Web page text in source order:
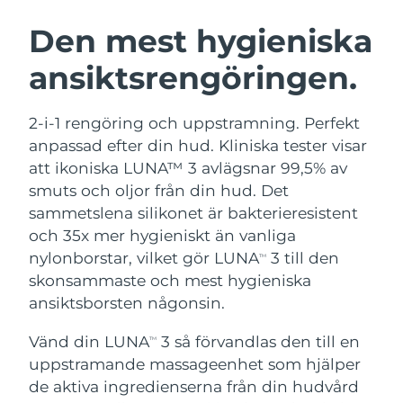
Den mest hygieniska
ansiktsrengöringen.
2-i-1 rengöring och uppstramning. Perfekt
anpassad efter din hud. Kliniska tester visar
att ikoniska LUNA™ 3 avlägsnar 99,5% av
smuts och oljor från din hud. Det
sammetslena silikonet är bakterieresistent
och 35x mer hygieniskt än vanliga
nylonborstar, vilket gör LUNATM
3 till den
skonsammaste och mest hygieniska
ansiktsborsten någonsin.
Vänd din LUNATM
3 så förvandlas den till en
uppstramande massageenhet som hjälper
de aktiva ingredienserna från din hudvård
LUNA™ 4-paket
Anti-aging massage
LUNA™ 4 Plus
Massage, LED heating
For men, anti-aging massage
BEAR™ 2-paket
Microcurrent toning
BEAR™ 2 go
Microcurrent toning on-the-go
Microcurrent line smoothing device
Återfuktning
UFO™ 3-paket
Deep facial hydration
UFO™ 3 LED
Near-infrared and red light therapy
device
Munvård
issa™ 4
Hybrid silicone sonic toothbrush
issa™ 4 plus
Smart hybrid silicone sonic toothbrush
FAQ™ ANTI-AGING-BEHANDLING
Anti-aging LED-behandlingar
NEW
Österrike Förväntad leverans 10/8/26
Bahrain Förväntad leverans11/8/26
Belgien
Bermuda Förväntad leverans 16/8/26
Bosnien och
Hercegovina
Förväntad leverans 13/8/26
Brunei Förväntad leverans15/8/26
Bulgarien Förväntad leverans
Kanada Förväntad leverans 14/8/26
Chile Förväntad leverans14/8/26